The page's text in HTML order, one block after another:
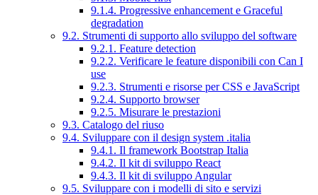
9.1.4. Progressive enhancement e Graceful
degradation
9.2. Strumenti di supporto allo sviluppo del software
9.2.1. Feature detection
9.2.2. Verificare le feature disponibili con Can I
use
9.2.3. Strumenti e risorse per CSS e JavaScript
9.2.4. Supporto browser
9.2.5. Misurare le prestazioni
9.3. Catalogo del riuso
9.4. Sviluppare con il design system .italia
9.4.1. Il framework Bootstrap Italia
9.4.2. Il kit di sviluppo React
9.4.3. Il kit di sviluppo Angular
9.5. Sviluppare con i modelli di sito e servizi